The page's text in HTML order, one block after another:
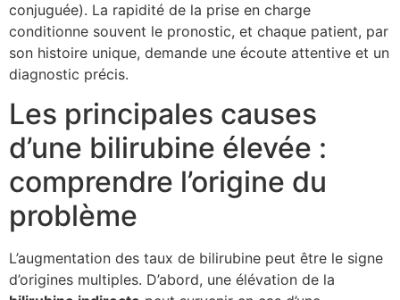
conjuguée). La rapidité de la prise en charge
conditionne souvent le pronostic, et chaque patient, par
son histoire unique, demande une écoute attentive et un
diagnostic précis.
Les principales causes
d’une bilirubine élevée :
comprendre l’origine du
problème
L’augmentation des taux de bilirubine peut être le signe
d’origines multiples. D’abord, une élévation de la